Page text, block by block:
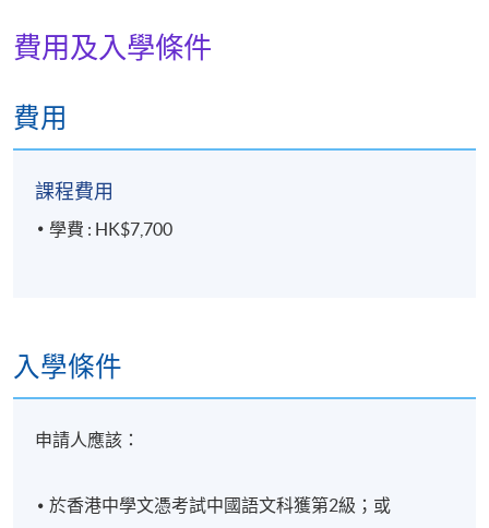
地點
費用及入學條件
費用
課程費用
學費 : HK$7,700
入學條件
申請人應該：
於香港中學文憑考試中國語文科獲第2級；或